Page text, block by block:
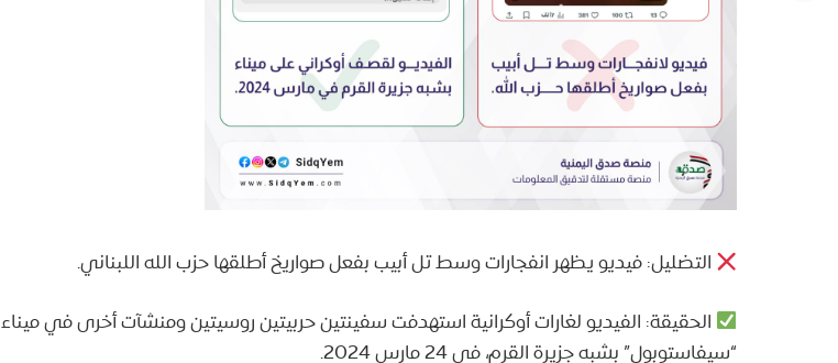
التضليل: فيديو يظهر انفجارات وسط تل أبيب بفعل صواريخ أطلقها حزب الله اللبناني.
الحقيقة: الفيديو لغارات أوكرانية استهدفت سفينتين حربيتين روسيتين ومنشآت أخرى في ميناء
“سيفاستوبول” بشبه جزيرة القرم، في 24 مارس 2024.